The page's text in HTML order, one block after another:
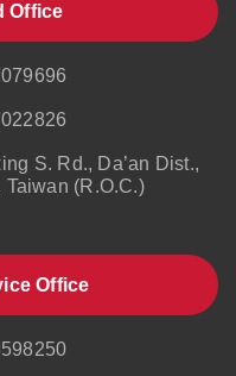
Office
S. Rd., Da’an Dist.,
(R.O.C.)
Office